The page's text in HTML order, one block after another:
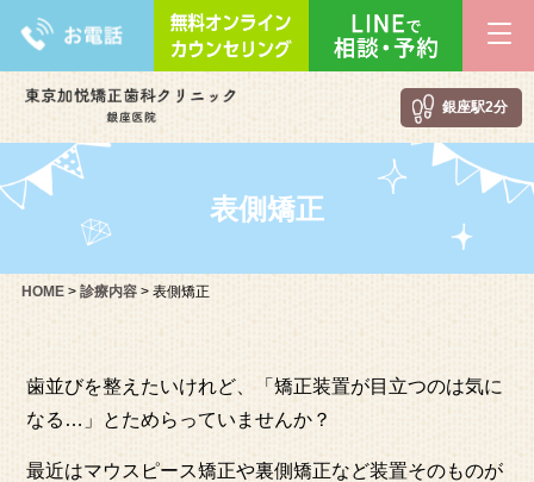
銀座駅2分
表側矯正
HOME> 診療内容> 表側矯正
歯並びを整えたいけれど、「矯正装置が目立つのは気に
なる…」とためらっていませんか？
最近はマウスピース矯正や裏側矯正など装置そのものが